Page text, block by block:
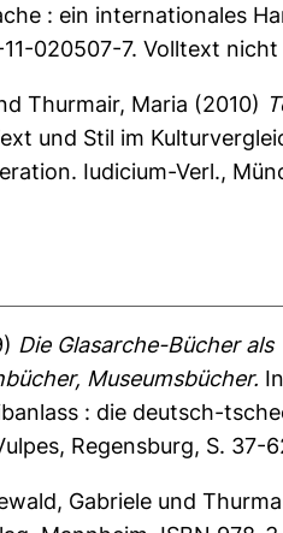
: ein internationales
020507-7. Volltext
Thurmair, Maria (2010)
und Stil im
Iudicium-Verl.,
Die Glasarche-Bücher
Museumsbücher.
: die deutsch-
Regensburg, S.
Gabriele und